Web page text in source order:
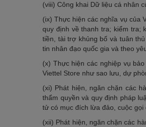
(viii) Công khai Dữ liệu cá nhân
(ix) Thực hiện các nghĩa vụ của
quy định về thanh tra; kiểm tra;
tiền, tài trợ khủng bố và tuân
tin nhân đạo quốc gia và theo
(x) Thực hiện các nghiệp vụ
Viettel Store như sao lưu, dự
(xi) Phát hiện, ngăn chặn các
thẩm quyền và quy định pháp
tử có mục đích lừa đảo, cuộc
(xii) Phát hiện, ngăn chặn các